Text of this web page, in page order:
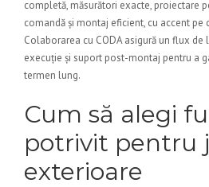
completă, măsurători exacte, proiectare
comandă și montaj eficient, cu accent pe
Colaborarea cu CODA asigură un flux
execuție și suport post-montaj pentru a
termen lung.
Cum să alegi
potrivit pentru
exterioare